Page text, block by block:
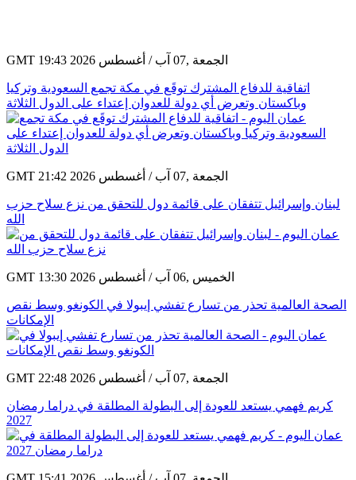
GMT 19:43 2026 الجمعة ,07 آب / أغسطس
اتفاقية للدفاع المشترك توقَع في مكة تجمع السعودية وتركيا
وباكستان وتعرض أي دولة للعدوان إعتداء على الدول الثلاثة
GMT 21:42 2026 الجمعة ,07 آب / أغسطس
لبنان وإسرائيل تتفقان على قائمة دول للتحقق من نزع سلاح حزب
الله
GMT 13:30 2026 الخميس ,06 آب / أغسطس
الصحة العالمية تحذر من تسارع تفشي إيبولا في الكونغو وسط نقص
الإمكانات
GMT 22:48 2026 الجمعة ,07 آب / أغسطس
كريم فهمي يستعد للعودة إلى البطولة المطلقة في دراما رمضان
2027